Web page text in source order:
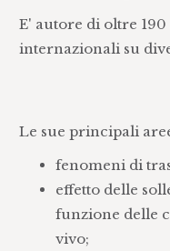
E' autore di oltre
internazionali su
Le sue principali
fenomeni di
effetto delle
funzione delle
vivo;